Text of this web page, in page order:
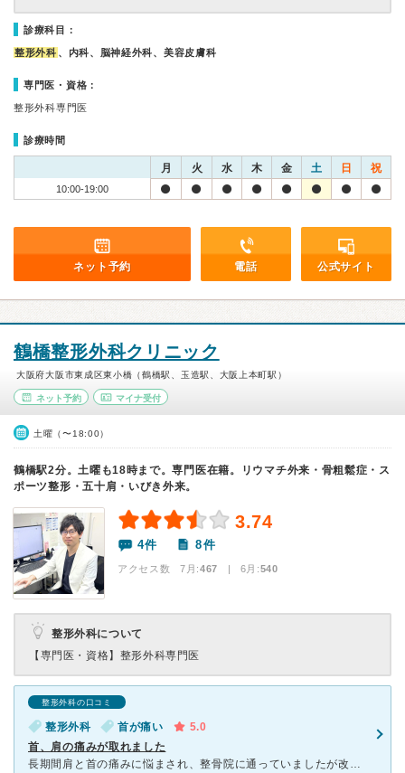
診療科目：
整形外科 、内科、脳神経外科、美容皮膚科
専門医・資格：
整形外科専門医
診療時間
月 火 水 木 金 土 日 祝
10:00-19:00
ネット予約 電話 公式サイト
鶴橋整形外科クリニック
大阪府大阪市東成区東小橋（鶴橋駅、玉造駅、大阪上本町駅）
ネット予約 マイナ受付
土曜（〜18:00）
鶴橋駅2分。土曜も18時まで。専門医在籍。リウマチ外来・骨粗鬆症・ス
ポーツ整形・五十肩・いびき外来。
3.74
4件 8件
アクセス数 7月:467 | 6月:540
整形外科について
【専門医・資格】 整形外科専門医
整形外科の口コミ
整形外科 首が痛い
5.0
首、肩の痛みが取れました
長期間肩と首の痛みに悩まされ、整骨院に通っていましたが改善しなかったため、こちらにお世話になることにしました。レントゲンやエコーを使ったしっかりとした診断を行い、リハビリのスタッフの方々は豊富な知識で